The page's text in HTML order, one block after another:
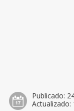
Publicado:
Actualizado: